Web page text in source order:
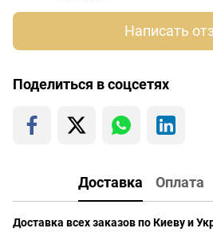
Написать
Поделиться в соцсетях
Доставка Оплата
Доставка всех заказов по Киеву и